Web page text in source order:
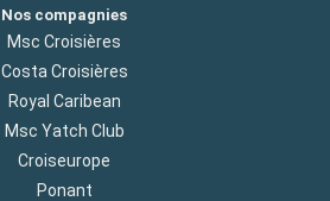
Nos compagnies
Msc Croisières
Costa Croisières
Royal Caribean
Msc Yatch Club
Croiseurope
Ponant